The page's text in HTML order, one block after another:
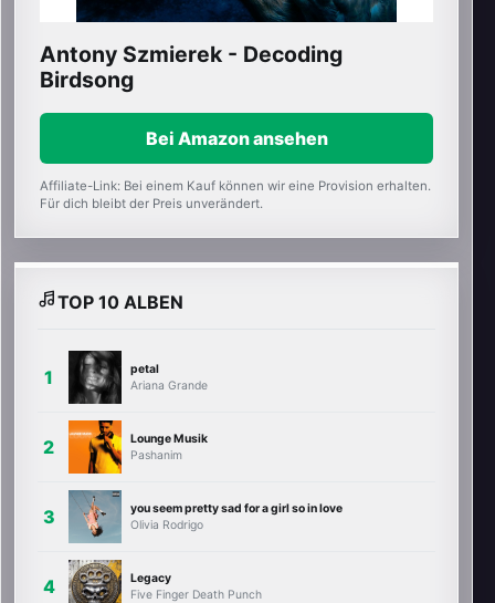
Antony Szmierek - Decoding
Birdsong
Bei Amazon ansehen
Affiliate-Link: Bei einem Kauf können wir eine Provision erhalten.
Für dich bleibt der Preis unverändert.
TOP 10 ALBEN
petal
Ariana Grande
Lounge Musik
Pashanim
you seem pretty sad for a girl so in love
Olivia Rodrigo
Legacy
Five Finger Death Punch